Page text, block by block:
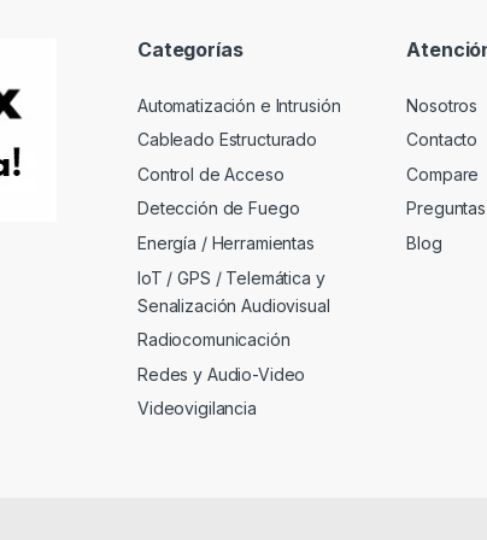
Categorías
Automatización e Intrusión
Cableado Estructurado
Control de Acceso
Detección de Fuego
Energía / Herramientas
IoT / GPS / Telemática y
Senalización Audiovisual
Radiocomunicación
Redes y Audio-Video
Videovigilancia
Nosotros
Contacto
Compare
Blog